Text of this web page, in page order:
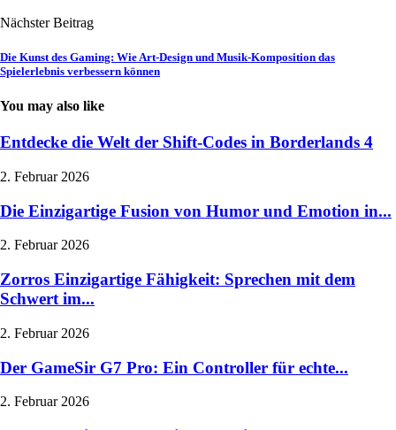
Nächster Beitrag
Die Kunst des Gaming: Wie Art-Design und Musik-Komposition das
Spielerlebnis verbessern können
You may also like
Entdecke die Welt der Shift-Codes in Borderlands 4
2. Februar 2026
Die Einzigartige Fusion von Humor und Emotion in...
2. Februar 2026
Zorros Einzigartige Fähigkeit: Sprechen mit dem
Schwert im...
2. Februar 2026
Der GameSir G7 Pro: Ein Controller für echte...
2. Februar 2026